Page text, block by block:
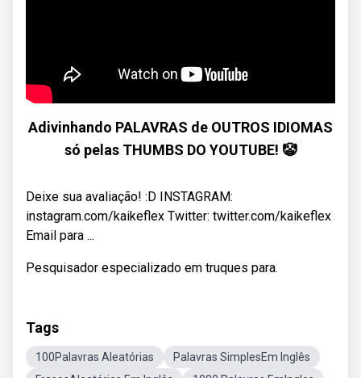
Adivinhando PALAVRAS de OUTROS IDIOMAS
só pelas THUMBS DO YOUTUBE! 🤡
Deixe sua avaliação! :D INSTAGRAM:
instagram.com/kaikeflex Twitter: twitter.com/kaikeflex
Email para ...
Pesquisador especializado em truques para.
Tags
100Palavras Aleatórias
Palavras SimplesEm Inglês